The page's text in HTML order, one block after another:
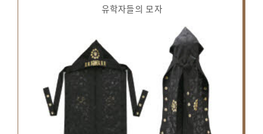
유학자들의 모자